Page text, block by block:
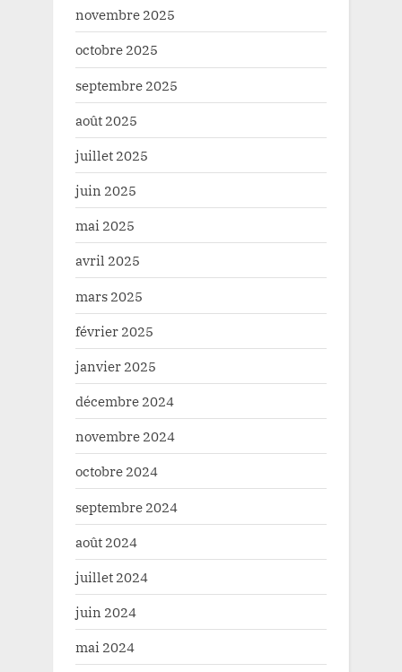
novembre 2025
octobre 2025
septembre 2025
août 2025
juillet 2025
juin 2025
mai 2025
avril 2025
mars 2025
février 2025
janvier 2025
décembre 2024
novembre 2024
octobre 2024
septembre 2024
août 2024
juillet 2024
juin 2024
mai 2024